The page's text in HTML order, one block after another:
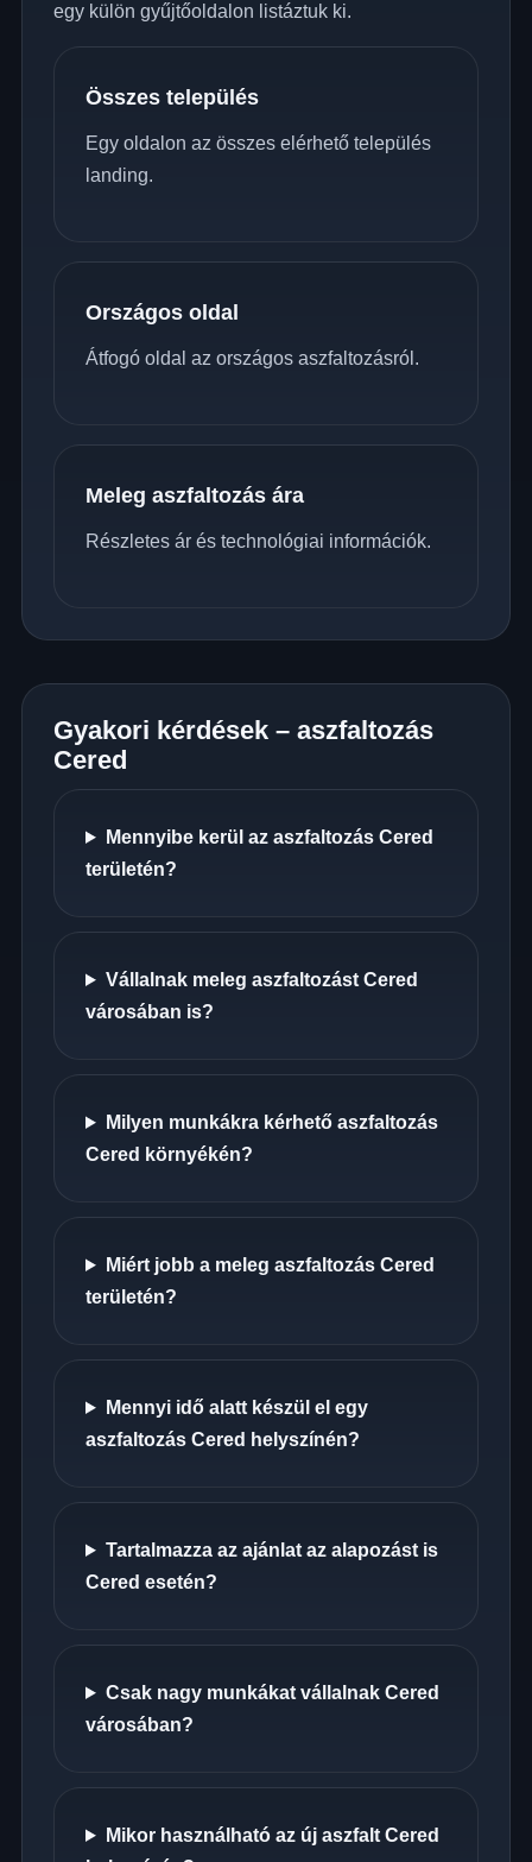
egy külön gyűjtőoldalon listáztuk ki.
Összes település
Egy oldalon az összes elérhető település
landing.
Országos oldal
Átfogó oldal az országos aszfaltozásról.
Meleg aszfaltozás ára
Részletes ár és technológiai információk.
Gyakori kérdések – aszfaltozás
Cered
Mennyibe kerül az aszfaltozás Cered
területén?
Vállalnak meleg aszfaltozást Cered
városában is?
Milyen munkákra kérhető aszfaltozás
Cered környékén?
Miért jobb a meleg aszfaltozás Cered
területén?
Mennyi idő alatt készül el egy
aszfaltozás Cered helyszínén?
Tartalmazza az ajánlat az alapozást is
Cered esetén?
Csak nagy munkákat vállalnak Cered
városában?
Mikor használható az új aszfalt Cered